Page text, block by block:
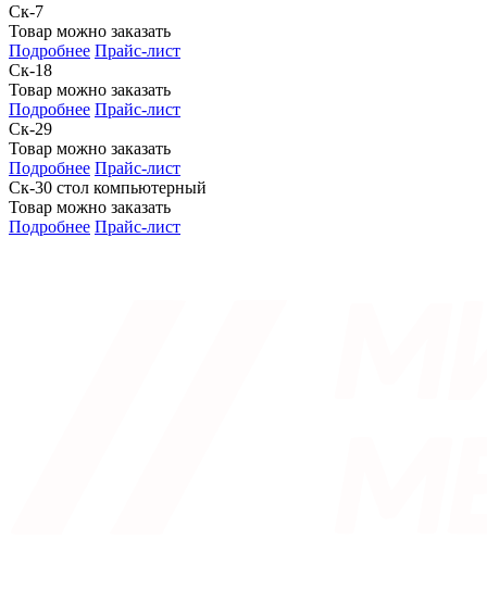
Ск-7
Товар можно заказать
Подробнее Прайс-лист
Ск-18
Товар можно заказать
Подробнее Прайс-лист
Ск-29
Товар можно заказать
Подробнее Прайс-лист
Ск-30 стол компьютерный
Товар можно заказать
Подробнее Прайс-лист